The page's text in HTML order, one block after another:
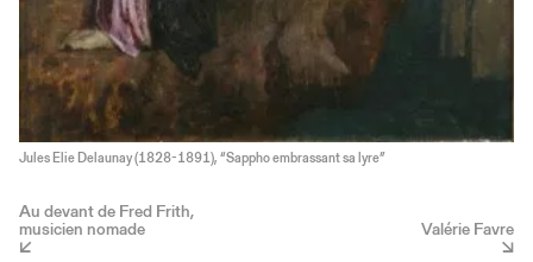
Jules Elie Delaunay (1828-1891), “Sappho embrassant sa lyre”
Au devant de Fred Frith,
musicien nomade Valérie Favre